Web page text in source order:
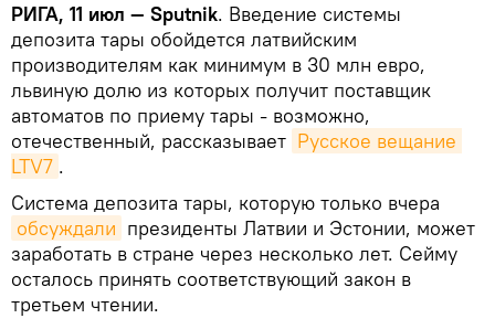
РИГА, 11 июл — Sputnik. Введение системы
депозита тары обойдется латвийским
производителям как минимум в 30 млн евро,
львиную долю из которых получит поставщик
автоматов по приему тары - возможно,
отечественный, рассказывает Русское вещание
LTV7 .
Система депозита тары, которую только вчера
обсуждали президенты Латвии и Эстонии, может
заработать в стране через несколько лет. Сейму
осталось принять соответствующий закон в
третьем чтении.